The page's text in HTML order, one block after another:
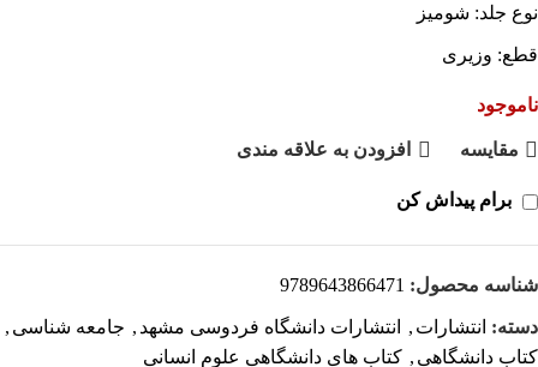
نوع جلد: شومیز
قطع: وزیری
ناموجود
مقايسه افزودن به علاقه مندی
برام پیداش کن
شناسه محصول: 9789643866471
دسته: انتشارات , انتشارات دانشگاه فردوسی مشهد , جامعه شناسی ,
کتاب دانشگاهی , کتاب های دانشگاهی علوم انسانی